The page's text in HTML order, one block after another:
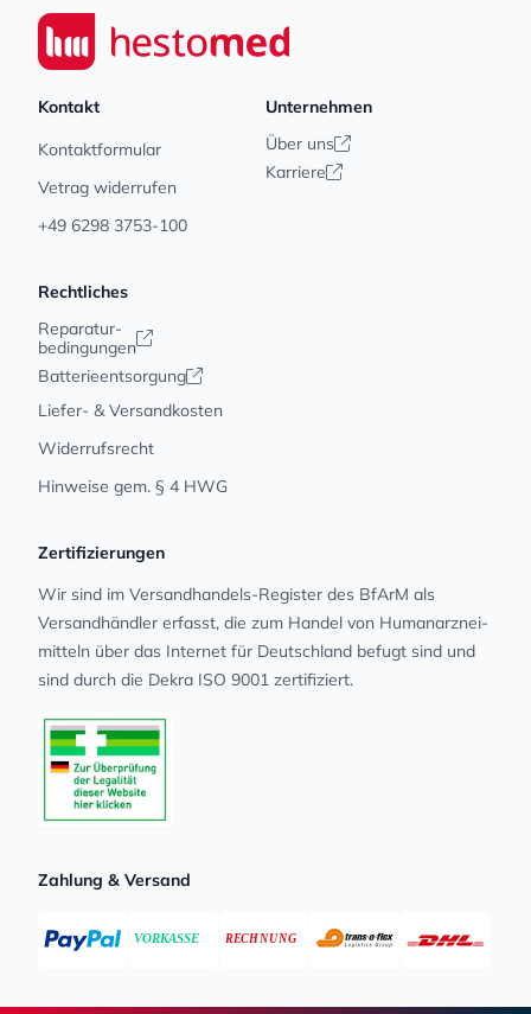
Seiwert GmbH
Kontakt
Kontaktformular
Vetrag widerrufen
+49 6298 3753-100
Unternehmen
Über uns
Karriere
Rechtliches
Reparatur-
bedingungen
Batterieentsorgung
Liefer- & Versandkosten
Widerrufsrecht
Hinweise gem. § 4 HWG
Zertifizierungen
Wir sind im Versandhandels-Register des BfArM als
Versandhändler erfasst, die zum Handel von Human­arz­nei­
mit­teln über das Internet für Deutschland befugt sind und
sind durch die Dekra ISO 9001 zertifiziert.
Zahlung & Versand